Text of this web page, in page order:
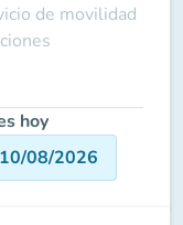
de movilidad
hoy
08/2026